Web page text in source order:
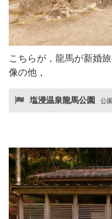
こちらが，龍馬が新婚
像の他，
塩浸温泉龍馬公園 公